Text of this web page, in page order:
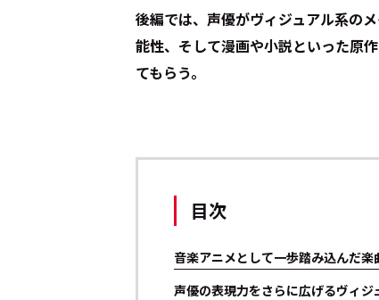
後編では、声優がヴィジュアル系の
能性、そして漫画や小説といった原
てもらう。
目次
音楽アニメとして一歩踏み込んだ楽
声優の表現力をさらに広げるヴィジ